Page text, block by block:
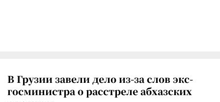
В Грузии завели дело из-за слов экс-
госминистра о расстреле абхазских